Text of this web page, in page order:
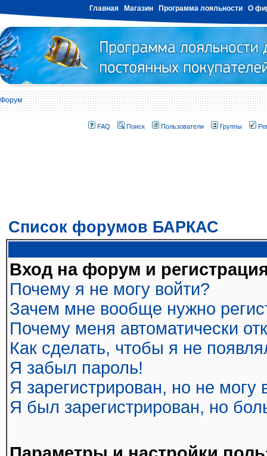
Главная Магазин Программа лояльности О
Форум
FAQ Поиск Пользователи Группы
Список форумов БАРКАС
Вход на форум и
Почему я не могу войти?
Зачем мне вообще нужно
Почему меня автоматически
Как сделать, чтобы я не
Я забыл пароль!
Я зарегистрирован, но не могу
Я был зарегистрирован, но